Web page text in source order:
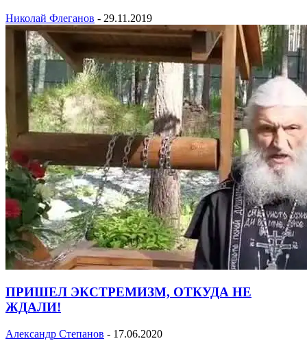
Николай Флеганов - 29.11.2019
ПРИШЕЛ ЭКСТРЕМИЗМ, ОТКУДА НЕ
ЖДАЛИ!
Александр Степанов - 17.06.2020